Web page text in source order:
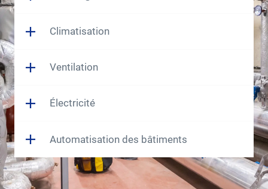
Climatisation
Ventilation
Électricité
Automatisation des bâtiments